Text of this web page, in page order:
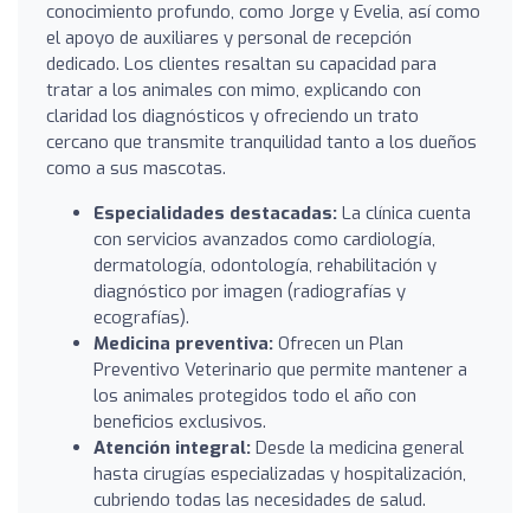
conocimiento profundo, como Jorge y Evelia, así como
el apoyo de auxiliares y personal de recepción
dedicado. Los clientes resaltan su capacidad para
tratar a los animales con mimo, explicando con
claridad los diagnósticos y ofreciendo un trato
cercano que transmite tranquilidad tanto a los dueños
como a sus mascotas.
Especialidades destacadas: La clínica cuenta
con servicios avanzados como cardiología,
dermatología, odontología, rehabilitación y
diagnóstico por imagen (radiografías y
ecografías).
Medicina preventiva: Ofrecen un Plan
Preventivo Veterinario que permite mantener a
los animales protegidos todo el año con
beneficios exclusivos.
Atención integral: Desde la medicina general
hasta cirugías especializadas y hospitalización,
cubriendo todas las necesidades de salud.